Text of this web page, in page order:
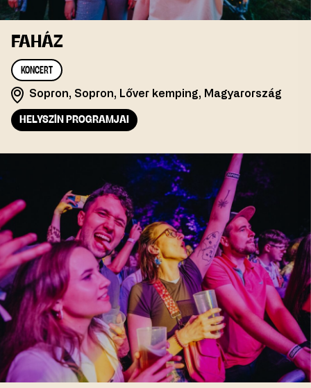
FAHÁZ
KONCERT
Sopron, Sopron, Lőver kemping, Magyarország
HELYSZÍN PROGRAMJAI